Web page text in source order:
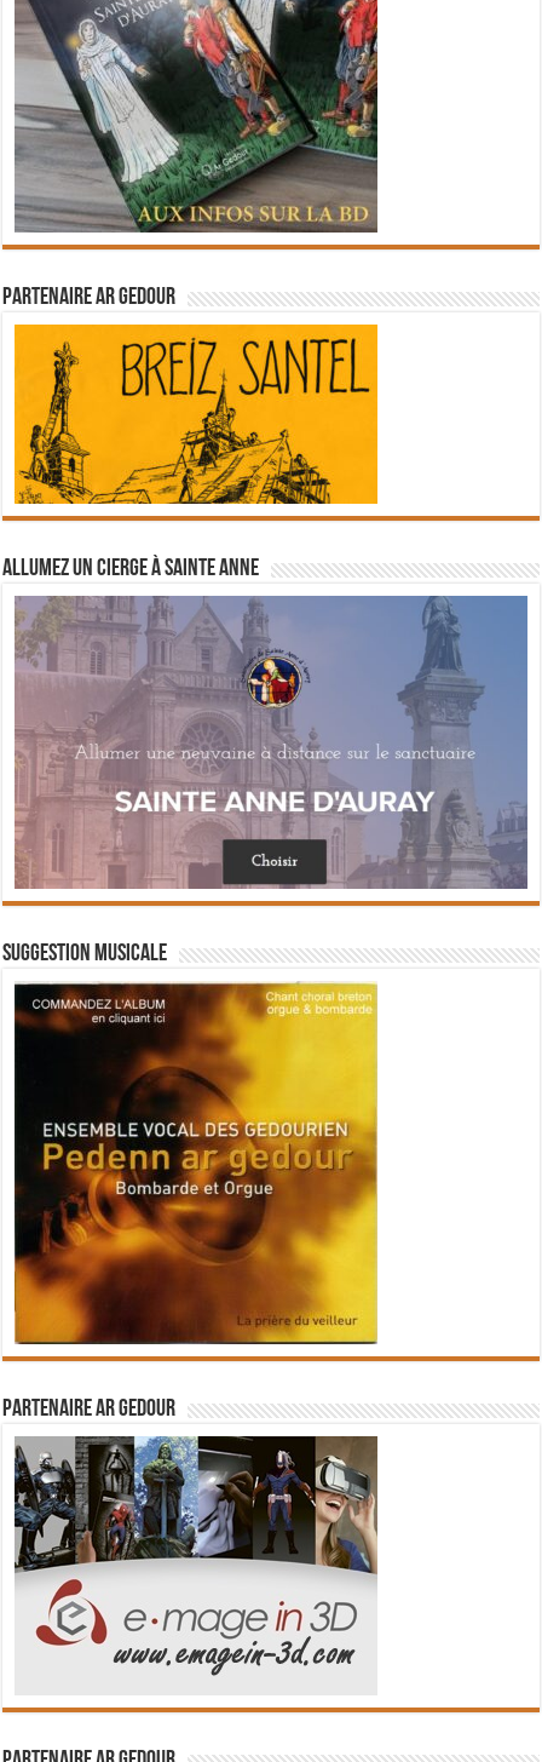
Partenaire Ar Gedour
Allumez un cierge à Sainte Anne
Suggestion musicale
Partenaire Ar Gedour